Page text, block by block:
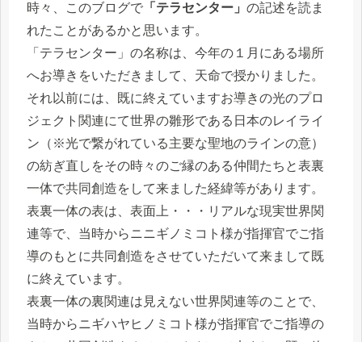
時々、このブログで 「テラセンター」 の記述を読ま
れたことがあるかと思います。
「テラセンター」の名称は、今年の１月にある場所
へお導きをいただきまして、天命で授かりました。
それ以前には、既に終えていますお導きの光のプロ
ジェクト関連にて世界の雛形である日本のレイライ
ン（※光で繋がれている主要な聖地のラインの意）
の紡ぎ直しをその時々のご縁のある仲間たちと表裏
一体で共同創造をして来ました経緯等があります。
表裏一体の表は、表面上・・・リアルな現実世界関
連等で、当時からニニギノミコト様が指揮官でご指
導のもとに共同創造をさせていただいて来まして既
に終えています。
表裏一体の裏関連は見えない世界関連等のことで、
当時からニギハヤヒノミコト様が指揮官でご指導の